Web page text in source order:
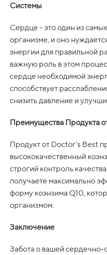
Системы
Сердце - это один из
организме, и оно
энергии для правильной
важную роль в этом
сердце необходимой
способствует
снизить давление и
Преимущества Продукта
Продукт от Doctor's Best
высококачественный
строгий контроль
получаете максимально
форму коэнзима Q10,
организмом.
Заключение
Забота о вашей сердечно-